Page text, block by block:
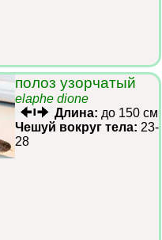
полоз узорчатый
elaphe dione
Длина: до 150 см
Чешуй вокруг тела: 23-
28